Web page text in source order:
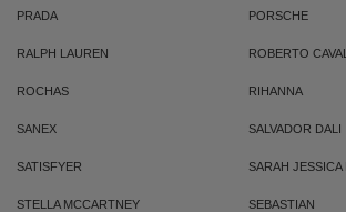
PRADA PORSCHE
RALPH LAUREN ROBERTO
ROCHAS RIHANNA
SANEX SALVADOR DALI
SATISFYER SARAH JESSICA
STELLA MCCARTNEY SEBASTIAN